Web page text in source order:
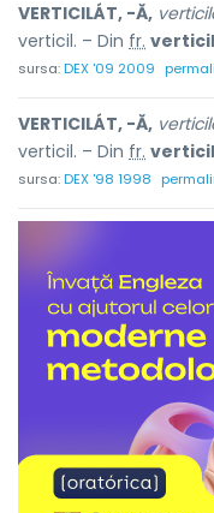
VERTICILÁT, -Ă,
verticil. – Din fr.
sursa:DEX '09 2009
VERTICILÁT, -Ă,
verticil. – Din fr.
sursa:DEX '98 1998